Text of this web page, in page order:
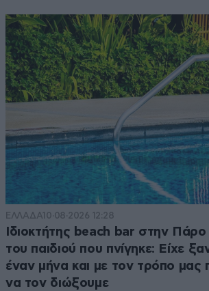
ΕΛΛΑΔΑ10·08·2026 12:28
Ιδιοκτήτης beach bar στην
του παιδιού που πνίγηκε: Είχε
έναν μήνα και με τον τρόπο
να τον διώξουμε